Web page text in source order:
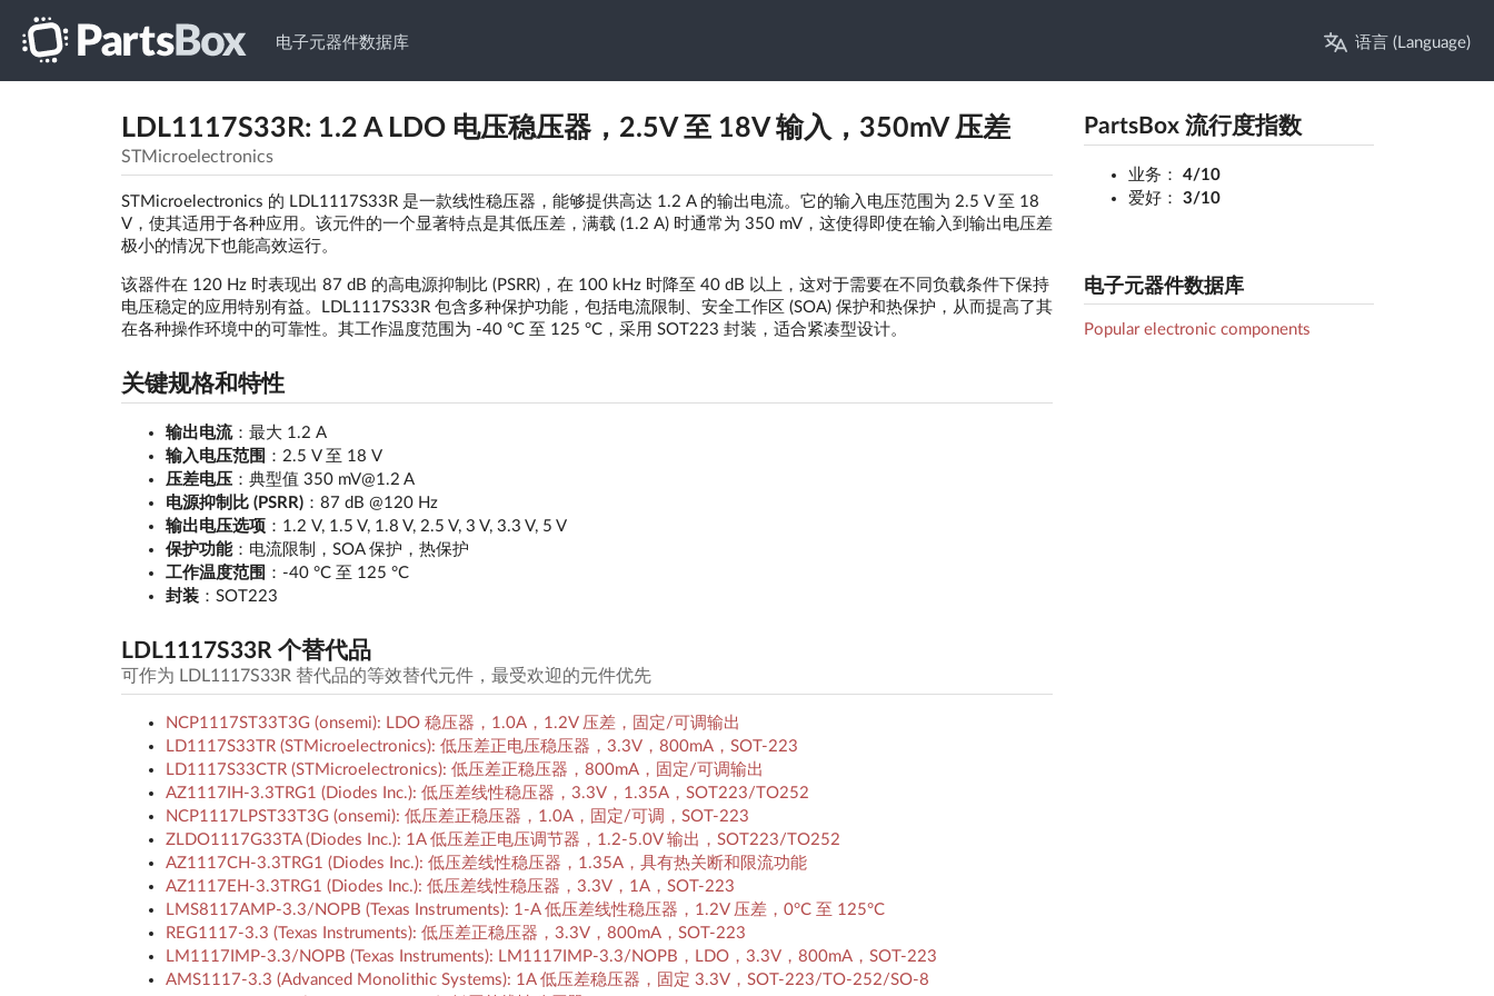
电子元器件数据库 语言 (Language)
LDL1117S33R: 1.2 A LDO 电压稳压器，2.5V 至 18V 输入，350mV 压差
STMicroelectronics
STMicroelectronics 的 LDL1117S33R 是一款线性稳压器，能够提供高达 1.2 A 的输出电流。它的输入电压范围为 2.5 V 至 18
V，使其适用于各种应用。该元件的一个显著特点是其低压差，满载 (1.2 A) 时通常为 350 mV，这使得即使在输入到输出电压差
极小的情况下也能高效运行。
该器件在 120 Hz 时表现出 87 dB 的高电源抑制比 (PSRR)，在 100 kHz 时降至 40 dB 以上，这对于需要在不同负载条件下保持
电压稳定的应用特别有益。LDL1117S33R 包含多种保护功能，包括电流限制、安全工作区 (SOA) 保护和热保护，从而提高了其
在各种操作环境中的可靠性。其工作温度范围为 -40 °C 至 125 °C，采用 SOT223 封装，适合紧凑型设计。
关键规格和特性
输出电流：最大 1.2 A
输入电压范围 ：2.5 V 至 18 V
压差电压：典型值 350 mV@1.2 A
电源抑制比 (PSRR)：87 dB @120 Hz
输出电压选项：1.2 V, 1.5 V, 1.8 V, 2.5 V, 3 V, 3.3 V, 5 V
保护功能：电流限制，SOA 保护，热保护
工作温度范围 ：-40 °C 至 125 °C
封装：SOT223
LDL1117S33R 个替代品
可作为 LDL1117S33R 替代品的等效替代元件，最受欢迎的元件优先
NCP1117ST33T3G (onsemi): LDO 稳压器，1.0A，1.2V 压差，固定/可调输出
LD1117S33TR (STMicroelectronics): 低压差正电压稳压器，3.3V，800mA，SOT-223
LD1117S33CTR (STMicroelectronics): 低压差正稳压器，800mA，固定/可调输出
AZ1117IH-3.3TRG1 (Diodes Inc.): 低压差线性稳压器，3.3V，1.35A，SOT223/TO252
NCP1117LPST33T3G (onsemi): 低压差正稳压器，1.0A，固定/可调，SOT-223
ZLDO1117G33TA (Diodes Inc.): 1A 低压差正电压调节器，1.2-5.0V 输出，SOT223/TO252
AZ1117CH-3.3TRG1 (Diodes Inc.): 低压差线性稳压器，1.35A，具有热关断和限流功能
AZ1117EH-3.3TRG1 (Diodes Inc.): 低压差线性稳压器，3.3V，1A，SOT-223
LMS8117AMP-3.3/NOPB (Texas Instruments): 1-A 低压差线性稳压器，1.2V 压差，0°C 至 125°C
REG1117-3.3 (Texas Instruments): 低压差正稳压器，3.3V，800mA，SOT-223
LM1117IMP-3.3/NOPB (Texas Instruments): LM1117IMP-3.3/NOPB，LDO，3.3V，800mA，SOT-223
AMS1117-3.3 (Advanced Monolithic Systems): 1A 低压差稳压器，固定 3.3V，SOT-223/TO-252/SO-8
PartsBox 流行度指数
业务：
4/10
爱好：
3/10
电子元器件数据库
Popular electronic components